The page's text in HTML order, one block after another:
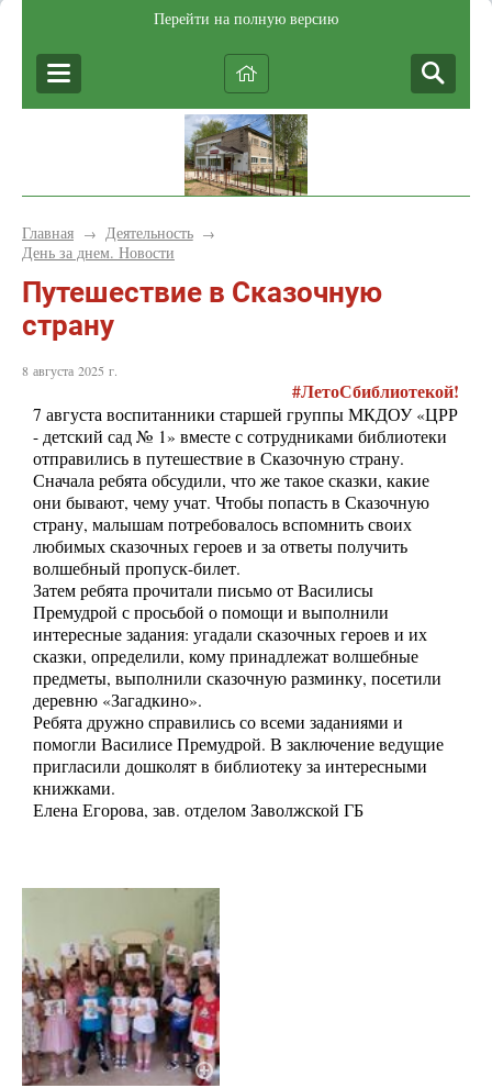
Перейти на полную версию
Главная → Деятельность →
День за днем. Новости
Путешествие в Сказочную
страну
8 августа 2025 г.
#ЛетоСбиблиотекой!
7 августа воспитанники старшей группы МКДОУ «ЦРР
- детский сад № 1» вместе с сотрудниками библиотеки
отправились в путешествие в Сказочную страну.
Сначала ребята обсудили, что же такое сказки, какие
они бывают, чему учат. Чтобы попасть в Сказочную
страну, малышам потребовалось вспомнить своих
любимых сказочных героев и за ответы получить
волшебный пропуск-билет.
Затем ребята прочитали письмо от Василисы
Премудрой с просьбой о помощи и выполнили
интересные задания: угадали сказочных героев и их
сказки, определили, кому принадлежат волшебные
предметы, выполнили сказочную разминку, посетили
деревню «Загадкино».
Ребята дружно справились со всеми заданиями и
помогли Василисе Премудрой. В заключение ведущие
пригласили дошколят в библиотеку за интересными
книжками.
Елена Егорова, зав. отделом Заволжской ГБ